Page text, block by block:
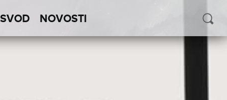
SVOD NOVOSTI